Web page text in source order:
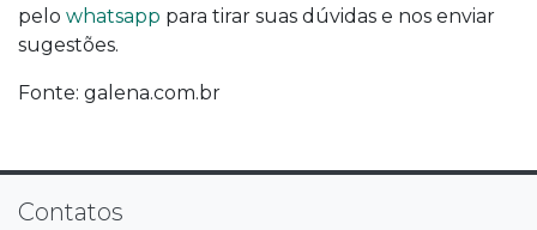
pelo whatsapp para tirar suas dúvidas e nos enviar
sugestões.
Fonte: galena.com.br
Contatos